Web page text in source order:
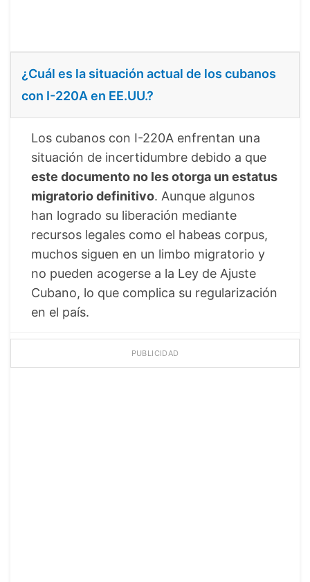
¿Cuál es la situación actual de los cubanos
con I-220A en EE.UU.?
Los cubanos con I-220A enfrentan una
situación de incertidumbre debido a que
este documento no les otorga un estatus
migratorio definitivo. Aunque algunos
han logrado su liberación mediante
recursos legales como el habeas corpus,
muchos siguen en un limbo migratorio y
no pueden acogerse a la Ley de Ajuste
Cubano, lo que complica su regularización
en el país.
PUBLICIDAD